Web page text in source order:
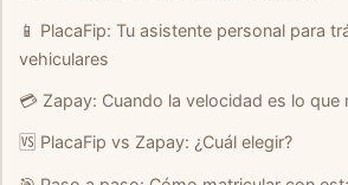
📱 PlacaFip: Tu asistente personal para
vehiculares
💳 Zapay: Cuando la velocidad es lo que
🆚 PlacaFip vs Zapay: ¿Cuál elegir?